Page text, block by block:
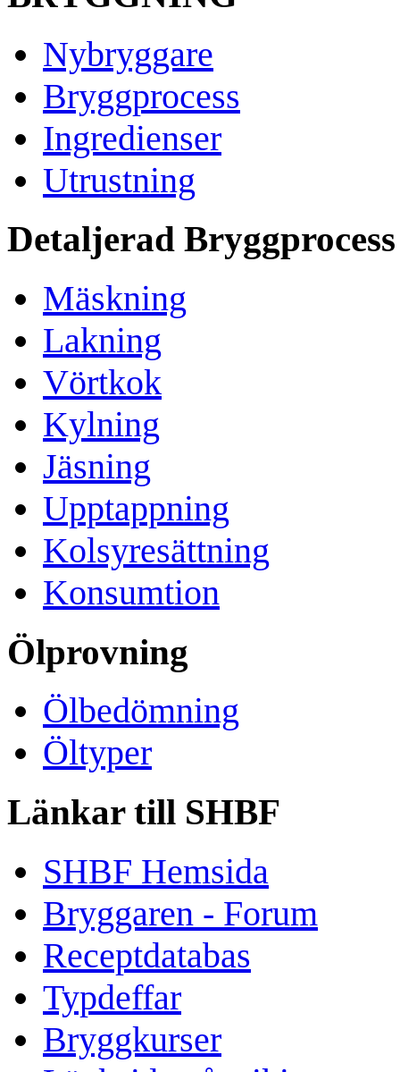
Nybryggare
Bryggprocess
Ingredienser
Utrustning
Detaljerad Bryggprocess
Mäskning
Lakning
Vörtkok
Kylning
Jäsning
Upptappning
Kolsyresättning
Konsumtion
Ölprovning
Ölbedömning
Öltyper
Länkar till SHBF
SHBF Hemsida
Bryggaren - Forum
Receptdatabas
Typdeffar
Bryggkurser